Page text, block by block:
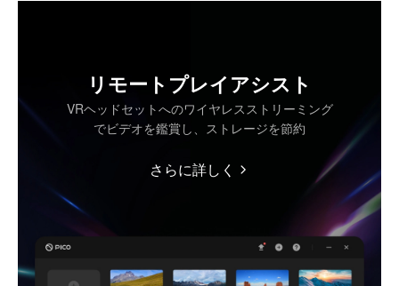
リモートプレイアシスト
VRヘッドセットへのワイヤレスストリーミング
でビデオを鑑賞し、ストレージを節約
さらに詳しく